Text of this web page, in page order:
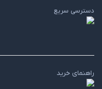
دسترسی سریع
راهنمای خرید